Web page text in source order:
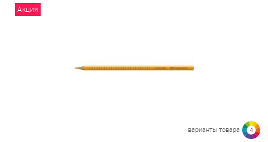
Акция
варианты товара 4